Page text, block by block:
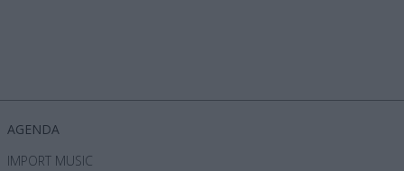
AGENDA
IMPORT MUSIC